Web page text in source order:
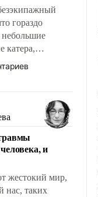
гораздо
катера,
уже
Задача по
Однако
радикально
боевые
и
жестокий мир,
нас, таких